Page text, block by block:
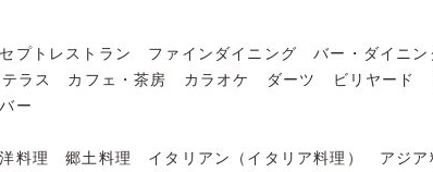
プトレストラン ファインダイニング バー・ダイニ
ラス
カフェ・茶房 カラオケ ダーツ ビリヤード
ー
料理 郷土料理 イタリアン（イタリア料理） アジ